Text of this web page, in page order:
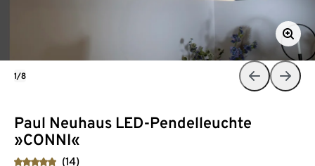
Paul Neuhaus LED-Pendelleuchte
»CONNI«
(14)
1/8